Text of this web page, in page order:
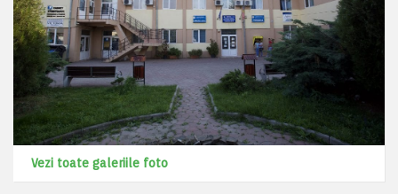
Vezi toate galeriile foto